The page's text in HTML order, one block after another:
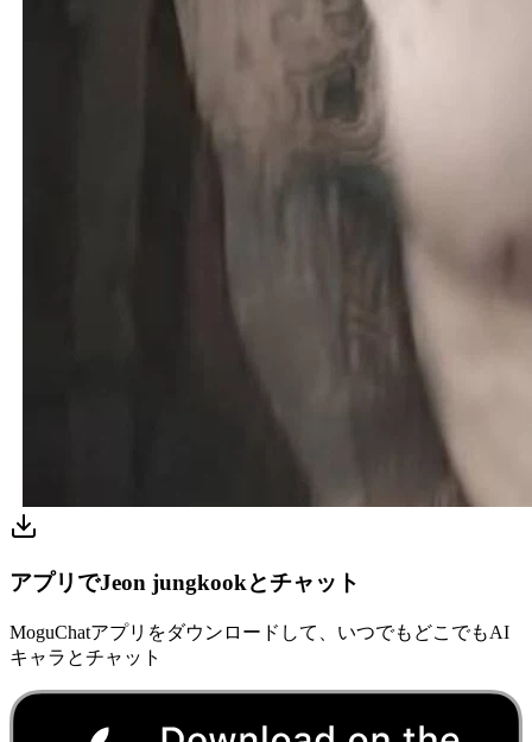
アプリでJeon jungkookとチャット
MoguChatアプリをダウンロードして、いつでもどこでもAI
キャラとチャット